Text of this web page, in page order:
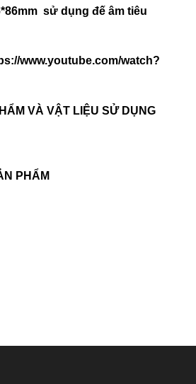
sử dụng đế âm tiêu
www.youtube.com/watch?
VÀ VẬT LIỆU SỬ DỤNG
PHẨM